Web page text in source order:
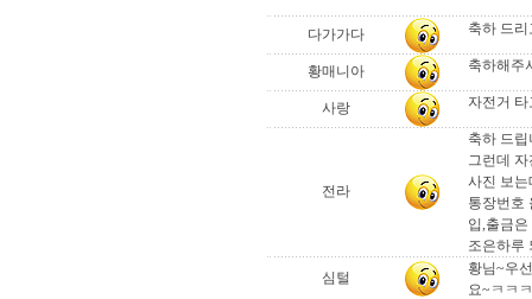
다가가다 축하 드
황매니아 축하해주
사랑 자전거
전라
축하 드
그런데
사진 보는
통장번호
입,출금
조은하루
심털
황님~우
요~ㅋㅋ